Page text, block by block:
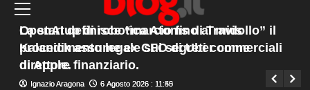
Menu
principale
giapponese Takaichi riafferma i tre
principi non nucleari
Giuseppe Recca 6 Agosto 2026 : 14:10
OpenAI definisce “marcio fino al midollo” il
procedimento legale sui segreti commerciali
di Apple.
Ignazio Aragona 6 Agosto 2026 : 11:50
La startup di robotica Atoms di Travis
Kalanick assume ex CFO di Uber come
direttore finanziario.
Ignazio Aragona 6 Agosto 2026 : 11:45
Chiara Ferragni risponde alle
critiche: “Il mio peso riflette la mia
felicità”
Annuncio della nascita di Eugenie: